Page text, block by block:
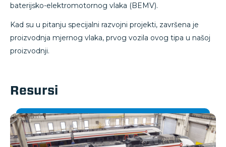
baterijsko-elektromotornog vlaka (BEMV).
Kad su u pitanju specijalni razvojni projekti, završena je
proizvodnja mjernog vlaka, prvog vozila ovog tipa u našoj
proizvodnji.
Resursi